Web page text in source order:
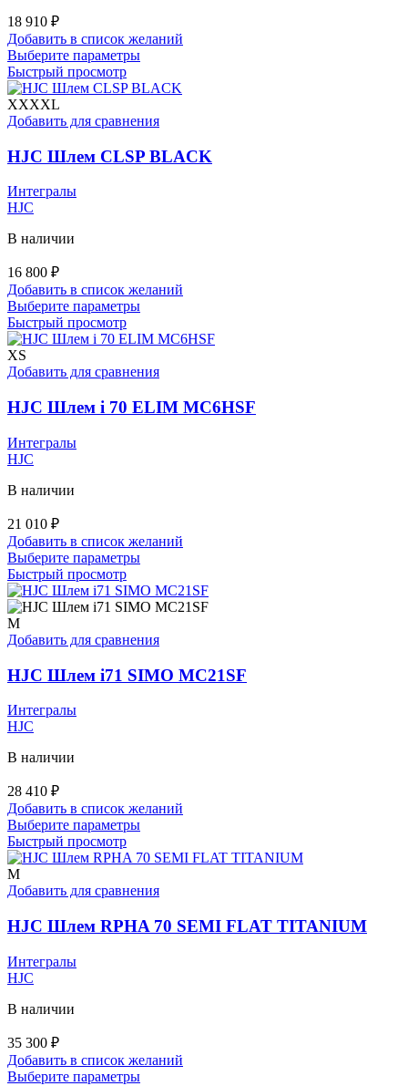
18 910 ₽
Добавить в список желаний
Выберите параметрыЭтот
имеет
вариаций.
можно
выбрать
Быстрый просмотр
XXXXL
Добавить для сравнения
HJC Шлем CLSP BLACK
Интегралы
HJC
В наличии
16 800 ₽
Добавить в список желаний
Выберите параметрыЭтот
имеет
вариаций.
можно
выбрать
Быстрый просмотр
XS
Добавить для сравнения
HJC Шлем i 70 ELIM MC6HSF
Интегралы
HJC
В наличии
21 010 ₽
Добавить в список желаний
Выберите параметрыЭтот
имеет
несколько
Опции
выбрать
на
Быстрый просмотр
M
Добавить для сравнения
HJC Шлем i71 SIMO MC21SF
Интегралы
HJC
В наличии
28 410 ₽
Добавить в список желаний
Выберите параметрыЭтот
имеет
вариаций.
можно
выбрать
Быстрый просмотр
M
Добавить для сравнения
HJC Шлем RPHA 70 SEMI FLAT TITANIUM
Интегралы
HJC
В наличии
35 300 ₽
Добавить в список желаний
Выберите параметрыЭтот